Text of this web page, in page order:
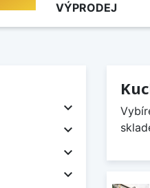
VÝPRODEJ



